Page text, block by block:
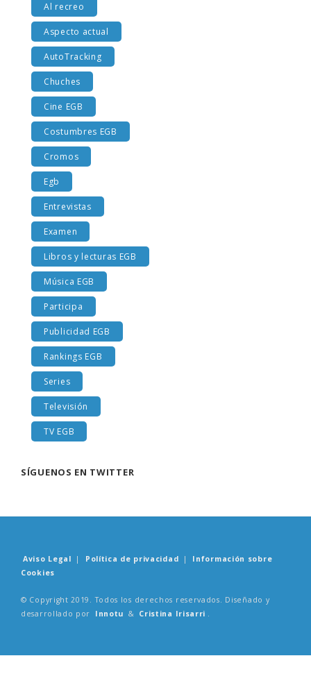
Al recreo
Aspecto actual
AutoTracking
Chuches
Cine EGB
Costumbres EGB
Cromos
Egb
Entrevistas
Examen
Libros y lecturas EGB
Música EGB
Participa
Publicidad EGB
Rankings EGB
Series
Televisión
TV EGB
SÍGUENOS EN TWITTER
Aviso Legal | Política de privacidad |
Información sobre
Cookies
© Copyright 2019. Todos los derechos reservados. Diseñado y
desarrollado por
Innotu & Cristina Irisarri .